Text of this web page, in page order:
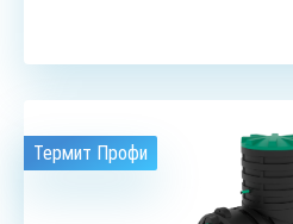
Термит Профи